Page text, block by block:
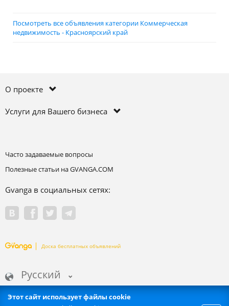
Посмотреть все объявления категории Коммерческая
недвижимость - Красноярский край
Этот сайт использует файлы cookie
О проекте
Услуги для Вашего бизнеса
Часто задаваемые вопросы
Полезные статьи на GVANGA.COM
Gvanga в социальных сетях:
Доска бесплатных объявлений
Русский